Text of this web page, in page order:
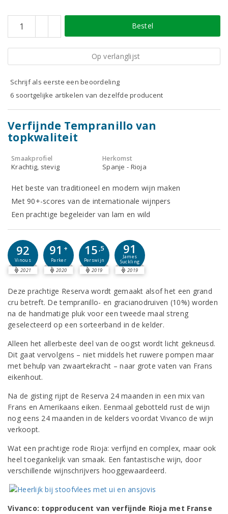
Bestel
Op verlanglijst
Schrijf als eerste een beoordeling
6 soortgelijke artikelen van dezelfde producent
Verfijnde Tempranillo van
topkwaliteit
Smaakprofiel
Krachtig, stevig
Herkomst
Spanje - Rioja
Het beste van traditioneel en modern wijn maken
Met 90+-scores van de internationale wijnpers
Een prachtige begeleider van lam en wild
92
Vinous
2021
91 +
Parker
2020
15 ,5
Perswijn
2019
91
James
Suckling
2019
Deze prachtige Reserva wordt gemaakt alsof het een grand
cru betreft. De tempranillo- en gracianodruiven (10%) worden
na de handmatige pluk voor een tweede maal streng
geselecteerd op een sorteerband in de kelder.
Alleen het allerbeste deel van de oogst wordt licht gekneusd.
Dit gaat vervolgens – niet middels het ruwere pompen maar
met behulp van zwaartekracht – naar grote vaten van Frans
eikenhout.
Na de gisting rijpt de Reserva 24 maanden in een mix van
Frans en Amerikaans eiken. Eenmaal gebotteld rust de wijn
nog eens 24 maanden in de kelders voordat Vivanco de wijn
verkoopt.
Wat een prachtige rode Rioja: verfijnd en complex, maar ook
heel toegankelijk van smaak. Een fantastische wijn, door
verschillende wijnschrijvers hooggewaardeerd.
Vivanco: topproducent van verfijnde Rioja met Franse